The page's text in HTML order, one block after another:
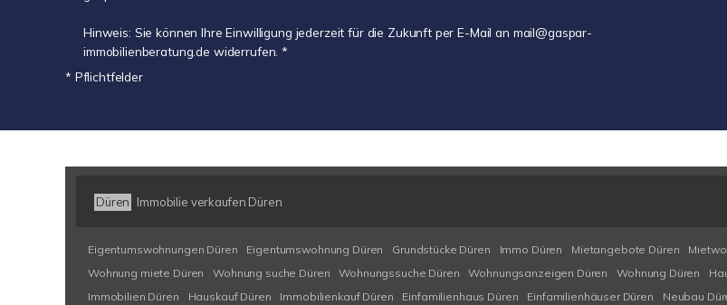
Hinweis: Sie können Ihre Einwilligung jederzeit für die Zukunft per E-Mail an mail@gaspar-
immobilienberatung.de widerrufen. *
* Pflichtfelder
Düren Immobilie verkaufen Düren
Eigentumswohnungen Düren Eigentumswohnung Düren Grundstücke Düren Immo Düren Mietangebote Düren
Wohnung miete Düren
Wohnung suche Düren Wohnungssuche Düren Wohnungsanzeigen Düren Wohnung Düren
Immobilien Düren
Hauskauf Düren Immobilienkauf Düren Einfamilienhaus Düren Einfamilienhäuser Düren Neubau